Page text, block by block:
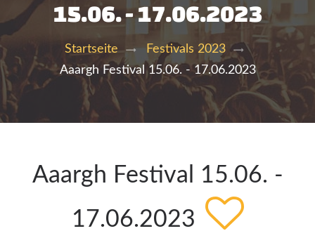
15.06. - 17.06.2023
Startseite
Festivals 2023
Aaargh Festival 15.06. - 17.06.2023
Aaargh Festival 15.06. -
17.06.2023